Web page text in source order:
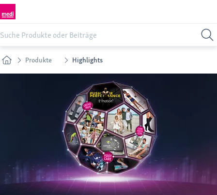
Produkte Highlights